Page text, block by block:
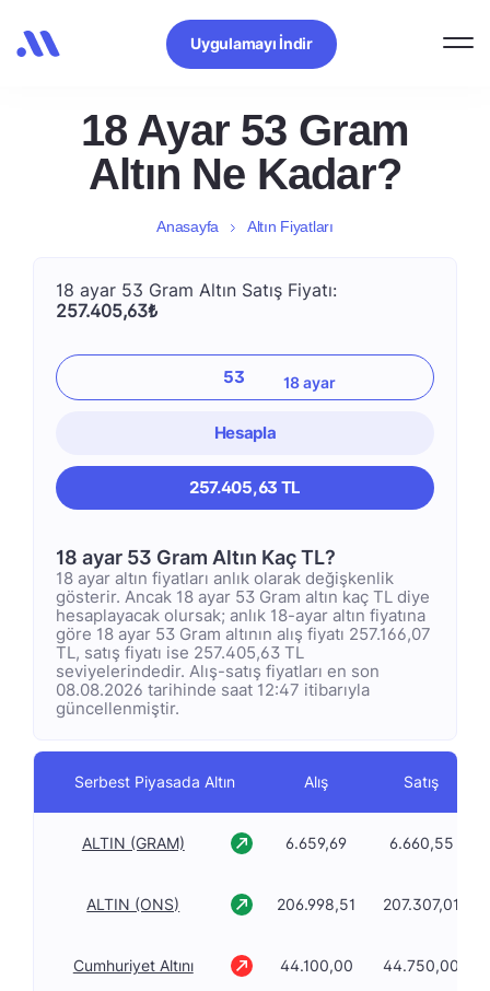
Uygulamayı İndir
18 Ayar 53 Gram
Altın Ne Kadar?
Anasayfa Altın Fiyatları
18 ayar 53 Gram Altın Satış Fiyatı:
257.405,63₺
Hesapla
257.405,63 TL
18 ayar 53 Gram Altın Kaç TL?
18 ayar altın fiyatları anlık olarak değişkenlik
gösterir. Ancak 18 ayar 53 Gram altın kaç TL diye
hesaplayacak olursak; anlık 18-ayar altın fiyatına
göre 18 ayar 53 Gram altının alış fiyatı 257.166,07
TL, satış fiyatı ise 257.405,63 TL
seviyelerindedir. Alış-satış fiyatları en son
08.08.2026 tarihinde saat 12:47 itibarıyla
güncellenmiştir.
Serbest Piyasada Altın Alış Satış
ALTIN (GRAM) 6.659,69 6.660,55
ALTIN (ONS) 206.998,51 207.307,01
Cumhuriyet Altını 44.100,00 44.750,00